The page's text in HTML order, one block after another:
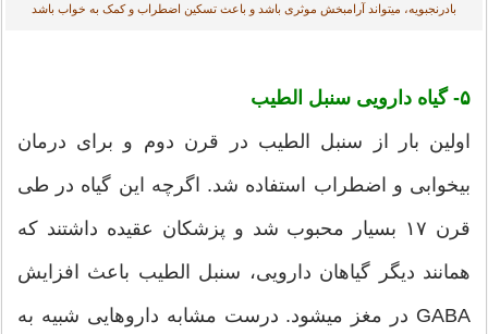
بادرنجبویه، میتواند آرامبخش موثری باشد و باعث تسکین اضطراب و کمک به خواب باشد
۵- گیاه دارویی سنبل الطیب
اولین بار از سنبل الطیب در قرن دوم و برای درمان
بیخوابی و اضطراب استفاده شد. اگرچه این گیاه در طی
قرن ۱۷ بسیار محبوب شد و پزشکان عقیده داشتند که
همانند دیگر گیاهان دارویی، سنبل الطیب باعث افزایش
GABA در مغز میشود. درست مشابه داروهایی شبیه به